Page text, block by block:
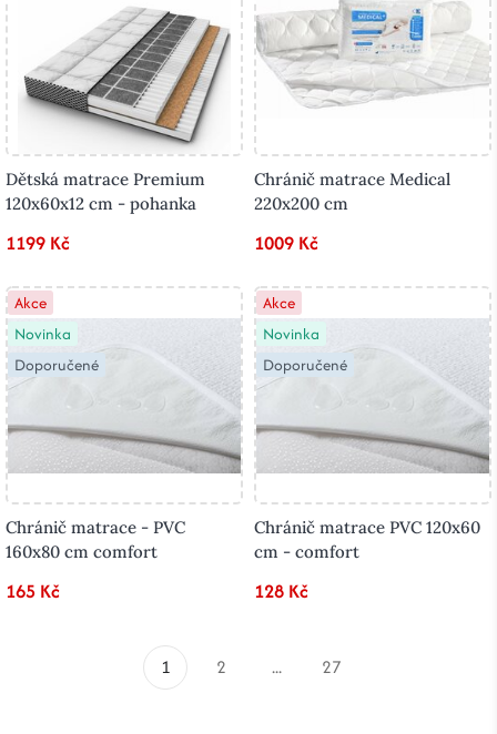
Dětská matrace Premium
120x60x12 cm - pohanka
1199 Kč
Chránič matrace Medical
220x200 cm
1009 Kč
Akce
Novinka
Doporučené
Chránič matrace - PVC
160x80 cm comfort
165 Kč
Akce
Novinka
Doporučené
Chránič matrace PVC 120x60
cm - comfort
128 Kč
1 2 ... 27